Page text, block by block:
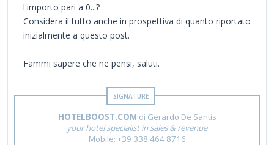
l'importo pari a 0...?
Considera il tutto anche in prospettiva di quanto riportato
inizialmente a questo post.
Fammi sapere che ne pensi, saluti.
HOTELBOOST.COM di Gerardo De Santis
your hotel specialist in sales & revenue
Mobile: +39 338 464 8716